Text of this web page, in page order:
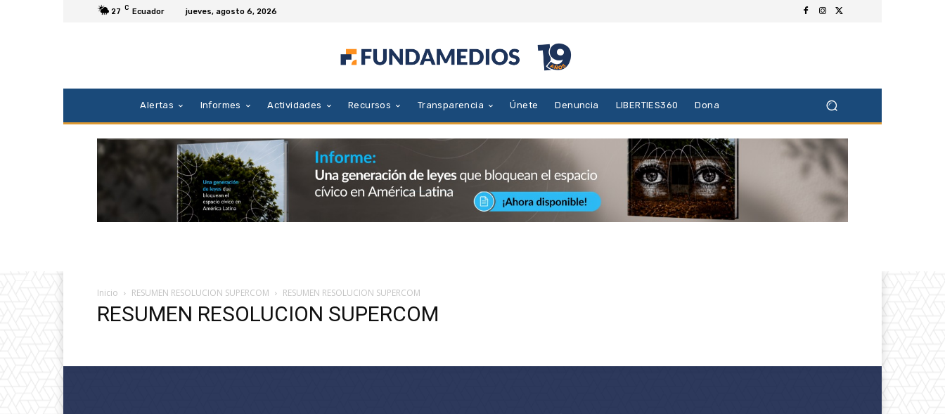
27 C Ecuador jueves, agosto 6, 2026
Alertas Informes Actividades Recursos Transparencia Únete Denuncia LIBERTIES360 Dona
Inicio RESUMEN RESOLUCION SUPERCOM RESUMEN RESOLUCION SUPERCOM
RESUMEN RESOLUCION SUPERCOM